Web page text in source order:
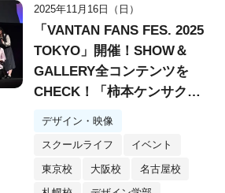
2025年11月16日（日）
「VANTAN FANS FES. 2025
TOKYO」開催！SHOW＆
GALLERY全コンテンツを
CHECK！「柿本ケンサク
賞」で制作支援金100万円を
デザイン・映像
スクールライフ イベント
東京校 大阪校 名古屋校